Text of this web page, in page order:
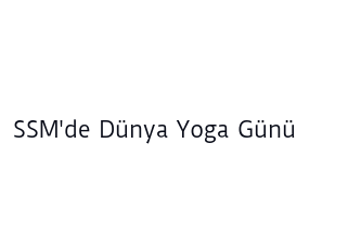
SSM'de Dünya Yoga Günü